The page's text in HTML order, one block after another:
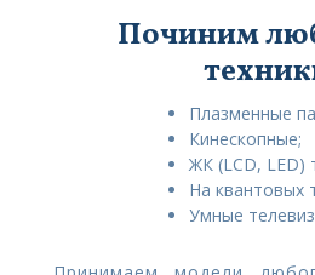
Починим
Плазменные
Кинескопные;
ЖК (LCD, LED)
На квантовых
Умные